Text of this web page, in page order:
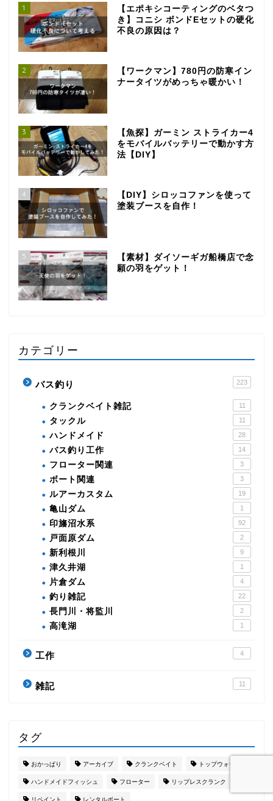
1
【エポキシコーティングのベタつ
き】コニシ ボンドEセットの硬化
不良の原因は？
2
【ワークマン】780円の防寒イン
ナータイツがめっちゃ暖かい！
3
【魚探】ガーミン ストライカー4
をモバイルバッテリーで動かす方
法【DIY】
4
【DIY】シロッコファンを使って
塗装ブースを自作！
5
【素材】ダイソーギガ船橋店で念
願の羽をゲット！
カテゴリー
バス釣り 223
クランクベイト雑記 11
タックル 11
ハンドメイド 28
バス釣り工作 14
フローター関連 3
ボート関連 3
ルアーカスタム 19
亀山ダム 1
印旛沼水系 92
戸面原ダム 2
新利根川 9
津久井湖 1
片倉ダム 4
釣り雑記 22
長門川・将監川 2
高滝湖 1
工作 4
雑記 11
タグ
おかっぱり アーカイブ クランクベイト トップウォーター
ハンドメイドフィッシュ フローター リップレスクランク
リペイント レンタルボート